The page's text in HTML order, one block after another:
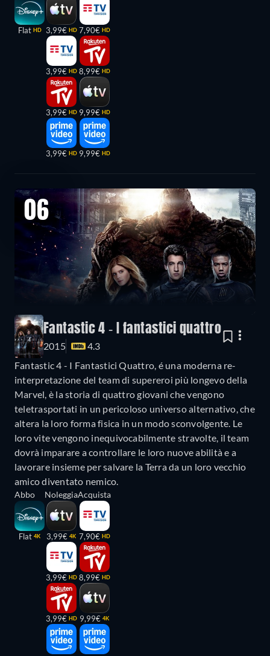
Flat HD 3,99€ HD
3,99€ HD
3,99€ HD
3,99€ HD
7,90€ HD
8,99€ HD
9,99€ HD
9,99€ HD
06
Fantastic 4 - I fantastici quattro
2015
4.3
Fantastic 4 - I Fantastici Quattro, é una moderna re-
interpretazione del team di supereroi più longevo della
Marvel, è la storia di quattro giovani che vengono
teletrasportati in un pericoloso universo alternativo, che
altera la loro forma fisica in un modo sconvolgente. Le
loro vite vengono inequivocabilmente stravolte, il team
dovrà imparare a controllare le loro nuove abilità e a
lavorare insieme per salvare la Terra da un loro vecchio
amico diventato nemico.
Abbo
Flat 4K
Noleggia
3,99€ 4K
3,99€ HD
3,99€ HD
Acquista
7,90€ HD
8,99€ HD
9,99€ 4K